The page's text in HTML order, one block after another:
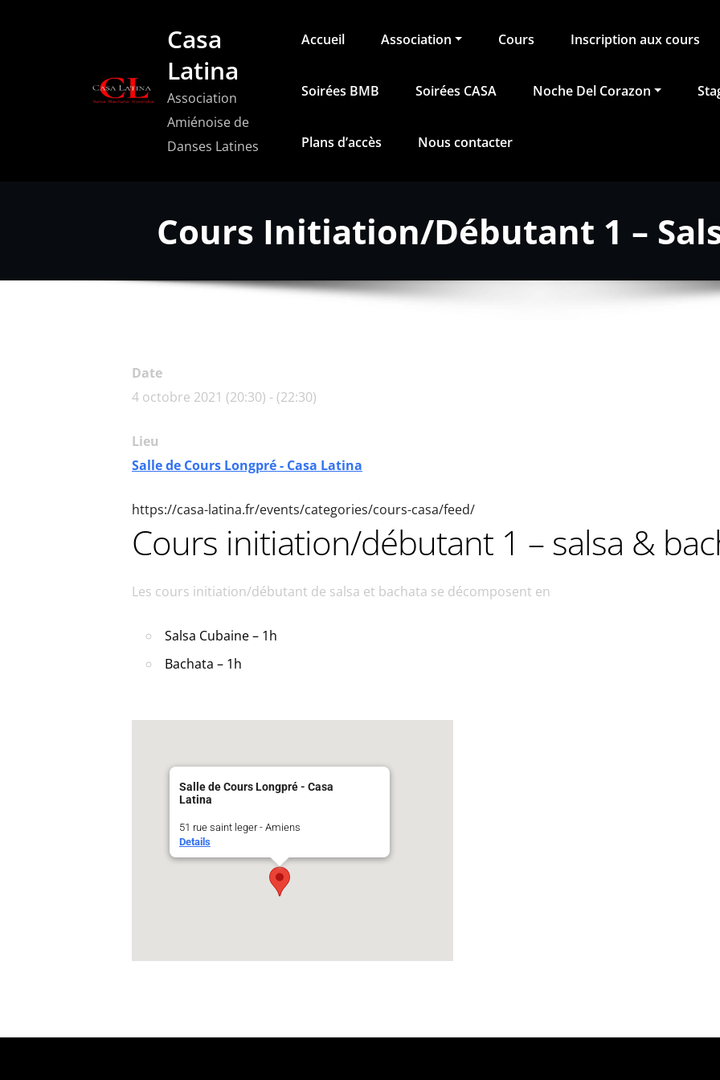
Casa
Latina
Association
Amiénoise de
Danses Latines
Accueil Association Cours Inscription aux cours
Soirées BMB Soirées CASA Noche Del Corazon
Plans d’accès Nous contacter
Cours Initiation/Débutant 1 –
Date
4 octobre 2021 (20:30) - (22:30)
Lieu
Salle de Cours Longpré - Casa Latina
https://casa-latina.fr/events/categories/cours-casa/feed/
Cours initiation/débutant 1 – salsa &
Les cours initiation/débutant de salsa et bachata se décomposent en
Salsa Cubaine – 1h
Bachata – 1h
Salle de Cours Longpré - Casa
Latina
51 rue saint leger - Amiens
Details